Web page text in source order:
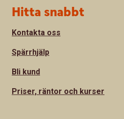
Sidfot
Hitta snabbt
Kontakta oss
Spärrhjälp
Bli kund
Priser, räntor och kurser